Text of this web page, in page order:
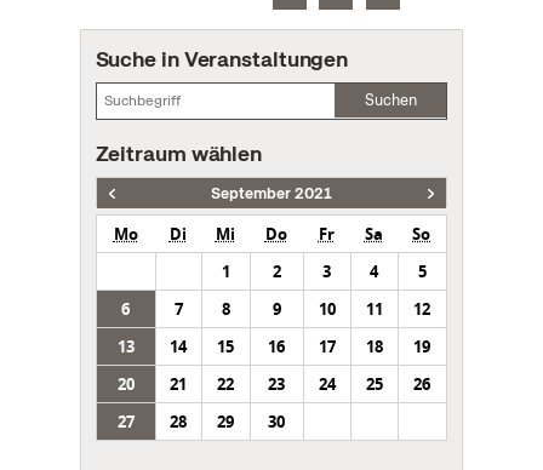
Suche in Veranstaltungen
Suchen
Zeitraum wählen
September 2021
Mo Di Mi Do Fr Sa
So
1
2 3 4
5
6
7 8 9 10 11
12
13
14 15 16 17 18
19
20
21 22 23 24 25
26
27
28 29 30